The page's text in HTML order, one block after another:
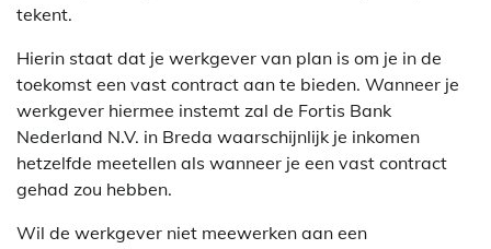
tekent.
Hierin staat dat je werkgever van plan is om je in de
toekomst een vast contract aan te bieden. Wanneer je
werkgever hiermee instemt zal de Fortis Bank
Nederland N.V. in Breda waarschijnlijk je inkomen
hetzelfde meetellen als wanneer je een vast contract
gehad zou hebben.
Wil de werkgever niet meewerken aan een